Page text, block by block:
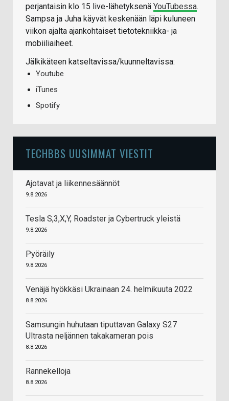
perjantaisin klo 15 live-lähetyksenä YouTubessa.
Sampsa ja Juha käyvät keskenään läpi kuluneen
viikon ajalta ajankohtaiset tietotekniikka- ja
mobiiliaiheet.
Jälkikäteen katseltavissa/kuunneltavissa:
Youtube
iTunes
Spotify
TECHBBS UUSIMMAT VIESTIT
Ajotavat ja liikennesäännöt
9.8.2026
Tesla S,3,X,Y, Roadster ja Cybertruck yleistä
9.8.2026
Pyöräily
9.8.2026
Venäjä hyökkäsi Ukrainaan 24. helmikuuta 2022
8.8.2026
Samsungin huhutaan tiputtavan Galaxy S27
Ultrasta neljännen takakameran pois
8.8.2026
Rannekelloja
8.8.2026